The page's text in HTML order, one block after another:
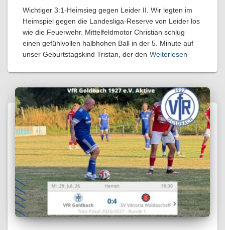
Wichtiger 3:1-Heimsieg gegen Leider II. Wir legten im
Heimspiel gegen die Landesliga-Reserve von Leider los
wie die Feuerwehr. Mittelfeldmotor Christian schlug
einen gefühlvollen halbhohen Ball in der 5. Minute auf
unser Geburtstagskind Tristan, der den Weiterlesen